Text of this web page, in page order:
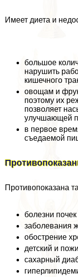
Имеет диета и
большое
нарушить
кишечного
овощам и
поэтому их
позволяет
улучшающей
в первое
съедаемой
Противопоказана
болезни
заболевания
обострение
детский и
сахарный